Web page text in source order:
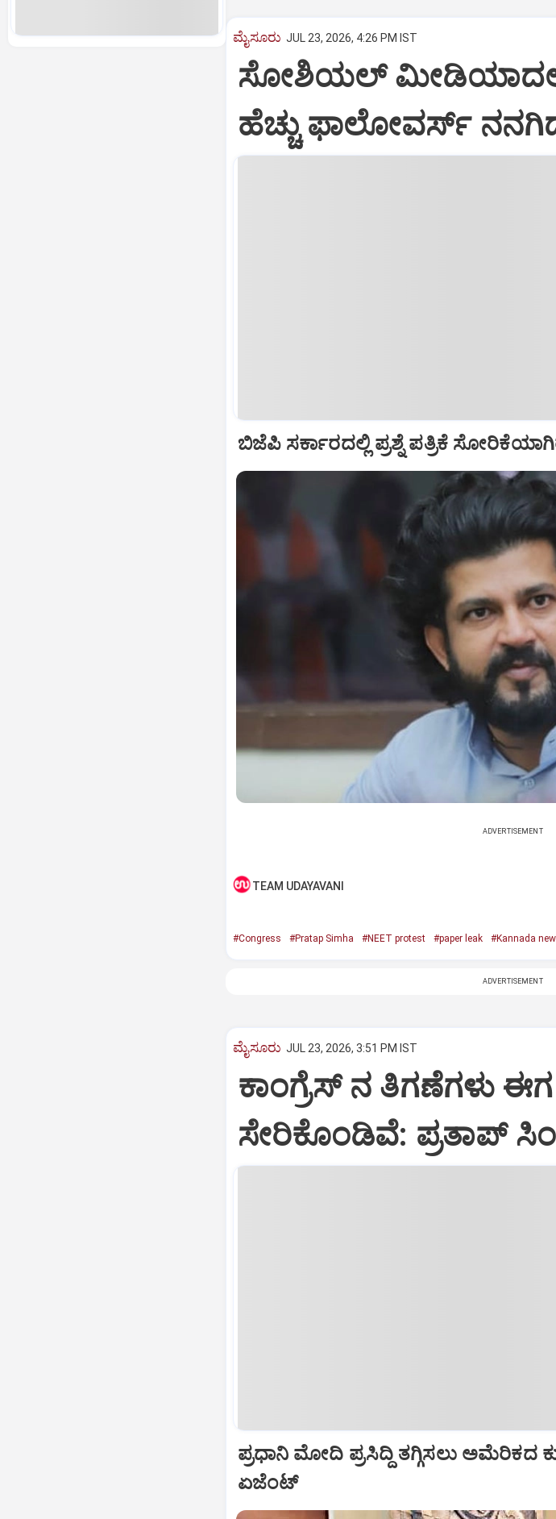
ಮೈಸೂರು JUL 23, 2026, 4:26 PM IST
ಸೋಶಿಯಲ್‌ ಮೀಡಿಯಾದಲ್ಲಿ
ಹೆಚ್ಚು ಫಾಲೋವರ್ಸ್‌
ಬಿಜೆಪಿ ಸರ್ಕಾರದಲ್ಲಿ ಪ್ರಶ್ನೆ ಪತ್ರಿಕೆ
ADVERTISEMENT
TEAM UDAYAVANI
#Congress #Pratap Simha #NEET protest #paper leak #Kannada
ADVERTISEMENT
ಮೈಸೂರು JUL 23, 2026, 3:51 PM IST
ಕಾಂಗ್ರೆಸ್ ನ ತಿಗಣೆಗಳು
ಸೇರಿಕೊಂಡಿವೆ: ಪ್ರತಾಪ್
ಪ್ರಧಾನಿ ಮೋದಿ ಪ್ರಸಿದ್ದಿ ತಗ್ಗಿಸಲು ಅಮೆರಿಕದ
ಏಜೆಂಟ್‌